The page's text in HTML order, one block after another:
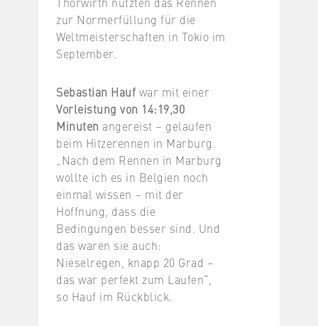
zur Normerfüllung für die
Weltmeisterschaften in Tokio im
September.
Sebastian Hauf war mit einer
Vorleistung von 14:19,30
Minuten angereist – gelaufen
beim Hitzerennen in Marburg.
„Nach dem Rennen in Marburg
wollte ich es in Belgien noch
einmal wissen – mit der
Hoffnung, dass die
Bedingungen besser sind. Und
das waren sie auch:
Nieselregen, knapp 20 Grad –
das war perfekt zum Laufen“,
so Hauf im Rückblick.